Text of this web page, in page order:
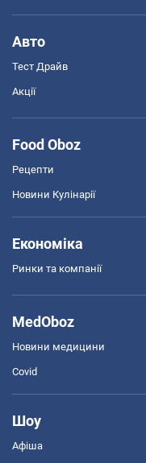
Авто
Тест Драйв
Акції
Food Oboz
Рецепти
Новини Кулінарії
Економіка
Ринки та компанії
MedOboz
Новини медицини
Covid
Шоу
Афіша